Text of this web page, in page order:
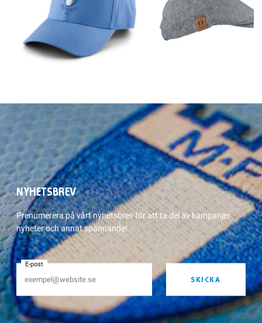
NYHETSBREV
Prenumerera på vårt nyhetsbrev för att ta del av kampanjer
nyheter och annat spännande!
E-post
SKICKA